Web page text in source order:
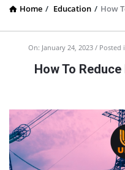
Home / Education / How
On: January 24, 2023 Posted
How To